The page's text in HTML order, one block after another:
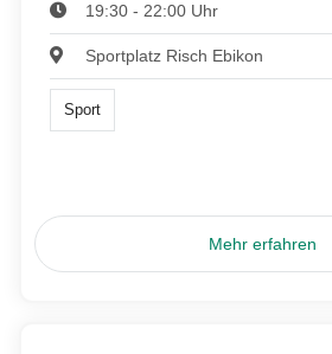
19:30 - 22:00 Uhr
Sportplatz Risch Ebikon
Sport
Mehr erfahren